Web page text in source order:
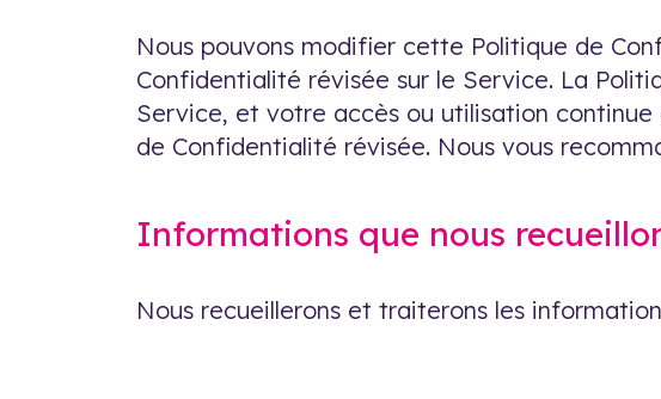
Nous pouvons modifier cette Politique de
Confidentialité révisée sur le Service. La
Service, et votre accès ou utilisation
de Confidentialité révisée. Nous vous
Informations que nous
Nous recueillerons et traiterons les